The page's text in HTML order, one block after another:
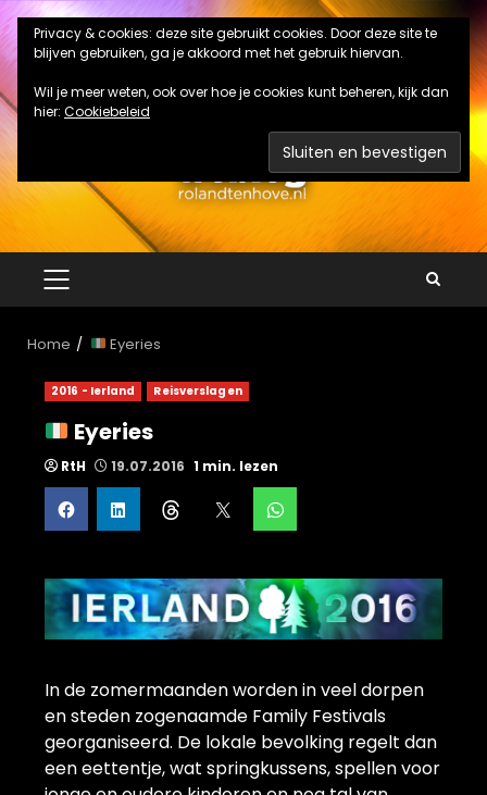
Ga
naar
de
inhoud
PRIMAIR
MENU
Home Eyeries
2016 - Ierland Reisverslagen
Eyeries
RtH 19.07.2016 1 min. lezen
In de zomermaanden worden in veel dorpen
en steden zogenaamde Family Festivals
georganiseerd. De lokale bevolking regelt dan
een eettentje, wat springkussens, spellen voor
Privacy & cookies: deze site gebruikt cookies. Door deze site te
blijven gebruiken, ga je akkoord met het gebruik hiervan.
Wil je meer weten, ook over hoe je cookies kunt beheren, kijk dan
hier: Cookiebeleid